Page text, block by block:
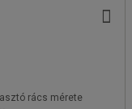
rács mérete